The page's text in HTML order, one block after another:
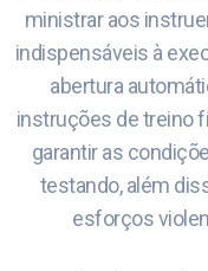
ministrar aos
indispensáveis à
abertura
instruções de treino
garantir as
testando, além
esforços